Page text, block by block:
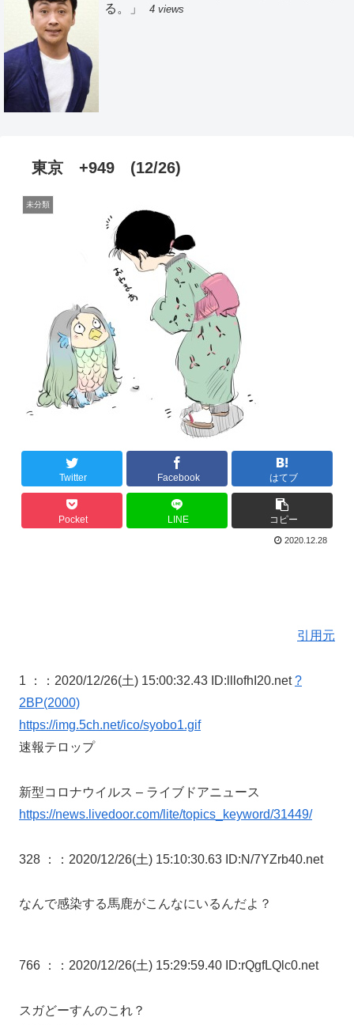
る。」
4 views
東京 +949 (12/26)
未分類
Twitter Facebook はてブ
Pocket LINE コピー
2020.12.28
引用元
1 ： ：2020/12/26(土) 15:00:32.43 ID:lllofhI20.net?
2BP(2000)
https://img.5ch.net/ico/syobo1.gif
速報テロップ
新型コロナウイルス – ライブドアニュース
https://news.livedoor.com/lite/topics_keyword/31449/
328 ： ：2020/12/26(土) 15:10:30.63 ID:N/7YZrb40.net
なんで感染する馬鹿がこんなにいるんだよ？
766 ： ：2020/12/26(土) 15:29:59.40 ID:rQgfLQlc0.net
スガどーすんのこれ？